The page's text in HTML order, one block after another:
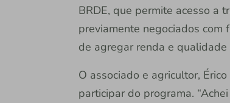
BRDE, que permite acesso a
previamente negociados com
de agregar renda e
O associado e agricultor,
participar do programa.